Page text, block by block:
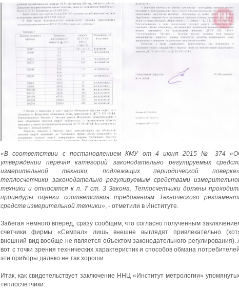
«В соответствии с постановлением КМУ от 4 июня 2015 № 374
утверждении перечня категорий законодательно регулируемых
измерительной техники, подлежащих периодической
теплосчетчики законодательно регулируемым средствами
техники и относятся к п. 7 ст. 3 Закона. Теплосчетчики должны
процедуры оценки соответствия требованиям Технического
средств измерительной техники», - отметили в Институте.
Забегая немного вперед, сразу сообщим, что согласно полученным
счетчики фирмы «Семпал» лишь внешне выглядят привлекательно
внешний вид вообще не является объектом законодательного регулирования).
вот с точки зрения технических характеристик и способов обмана
эти приборы далеко не так хороши.
Итак, как свидетельствует заключение ННЦ «Институт метрологии»
теплосчетчики: